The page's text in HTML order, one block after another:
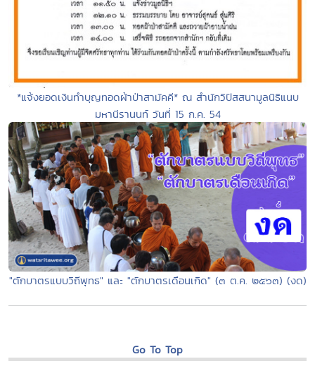
*แจ้งยอดเงินทำบุญทอดผ้าป่าสามัคคี* ณ สำนักวิปัสสนามูลนิธิแนบ
มหานีรานนท์ วันที่ 15 ก.ค. 54
"ตักบาตรแบบวิถีพุทธ" และ "ตักบาตรเดือนเกิด" (๓ ต.ค. ๒๕๖๓) (งด)
Go To Top